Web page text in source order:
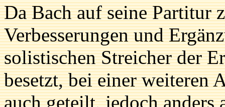
Da Bach auf seine Partitur
Verbesserungen und
solistischen Streicher der
besetzt, bei einer weiteren
auch geteilt, jedoch anders